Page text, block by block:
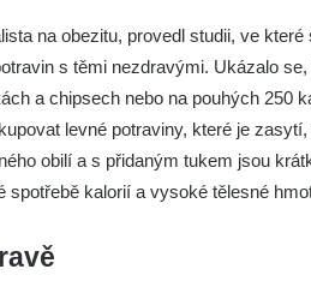
na obezitu, provedl studii, ve
s těmi nezdravými. Ukázalo
a chipsech nebo na pouhých 250
levné potraviny, které je
obilí a s přidaným tukem jsou
spotřebě kalorií a vysoké tělesné